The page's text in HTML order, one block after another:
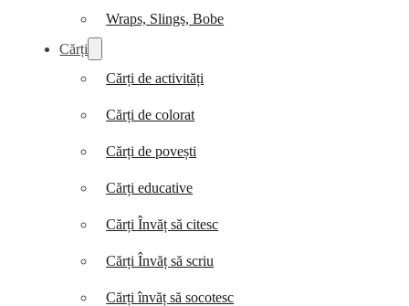
Wraps, Slings, Bobe
Cărți
Cărți de activități
Cărți de colorat
Cărți de povești
Cărți educative
Cărți Învăț să citesc
Cărți Învăț să scriu
Cărți învăț să socotesc